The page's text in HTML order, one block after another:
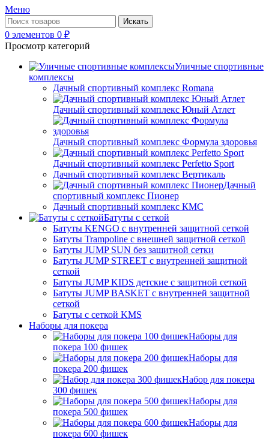
Меню
Искать
0 элементов 0 ₽
Просмотр категорий
Уличные спортивные
комплексы
Дачный спортивный комплекс Romana
Дачный спортивный комплекс Юный Атлет
Дачный спортивный комплекс Формула здоровья
Дачный спортивный комплекс Perfetto Sport
Дачный спортивный комплекс Вертикаль
Дачный
спортивный комплекс Пионер
Дачный спортивный комплекс КМС
Батуты с сеткой
Батуты KENGO с внутренней защитной сеткой
Батуты Trampoline с внешней защитной сеткой
Батуты JUMP SUN без защитной сетки
Батуты JUMP STREET с внутренней защитной
сеткой
Батуты JUMP KIDS детские с защитной сеткой
Батуты JUMP BASKET с внутренней защитной
сеткой
Батуты с сеткой KMS
Наборы для покера
Наборы для
покера 100 фишек
Наборы для
покера 200 фишек
Набор для покера
300 фишек
Наборы для
покера 500 фишек
Наборы для
покера 600 фишек